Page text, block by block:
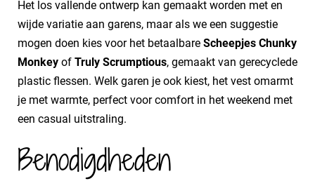
Het los vallende ontwerp kan gemaakt worden met en
wijde variatie aan garens, maar als we een suggestie
mogen doen kies voor het betaalbare Scheepjes Chunky
Monkey of Truly Scrumptious, gemaakt van gerecyclede
plastic flessen. Welk garen je ook kiest, het vest omarmt
je met warmte, perfect voor comfort in het weekend met
een casual uitstraling.
Benodigdheden